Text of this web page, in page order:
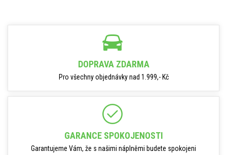
DOPRAVA ZDARMA
Pro všechny objednávky nad 1.999,- Kč
GARANCE SPOKOJENOSTI
Garantujeme Vám, že s našimi náplněmi budete spokojeni